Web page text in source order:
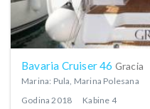
Bavaria Cruiser 46 Gracia
Marina: Pula, Marina Polesana
Godina 2018 Kabine 4